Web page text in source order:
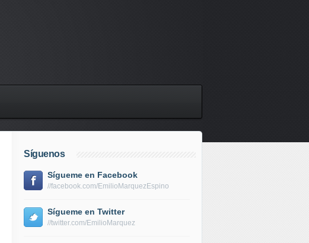
Síguenos
Sígueme en Facebook
//facebook.com/EmilioMarquezEspino
Sígueme en Twitter
//twitter.com/EmilioMarquez